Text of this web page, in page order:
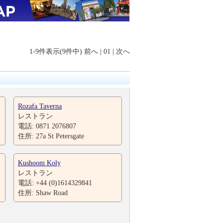
1-9件表示(9件中) 前へ | 01 | 次へ
Rozafa Taverna
レストラン
電話: 0871 2076807
住所: 27a St Petersgate
Kushoom Koly
レストラン
電話: +44 (0)1614329841
住所: Shaw Road